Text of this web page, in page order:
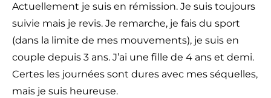
Actuellement je suis en rémission. Je suis toujours
suivie mais je revis. Je remarche, je fais du sport
(dans la limite de mes mouvements), je suis en
couple depuis 3 ans. J’ai une fille de 4 ans et demi.
Certes les journées sont dures avec mes séquelles,
mais je suis heureuse.